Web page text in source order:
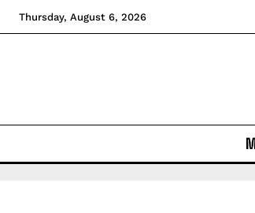
Thursday, August 6, 2026